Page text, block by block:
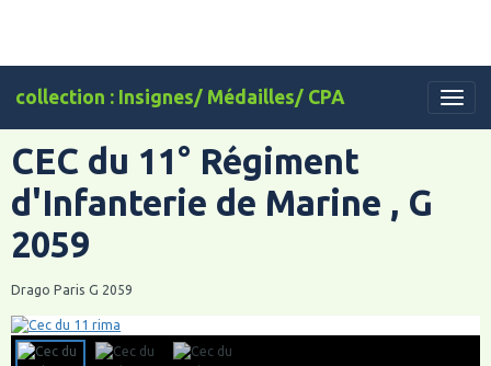
collection : Insignes/ Médailles/ CPA
CEC du 11° Régiment
d'Infanterie de Marine , G
2059
Drago Paris G 2059